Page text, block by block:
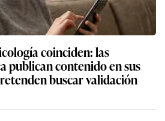
coinciden: las
publican contenido en sus
buscar validación